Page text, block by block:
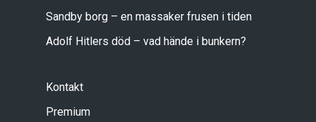
Sandby borg – en massaker frusen i tiden
Adolf Hitlers död – vad hände i bunkern?
Kontakt
Premium